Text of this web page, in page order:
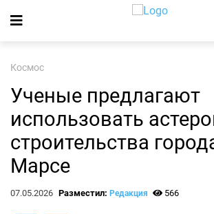
Космос
Ученые предлагают
использовать
строительства
Марсе
07.05.2026 Разместил: Редакция 566